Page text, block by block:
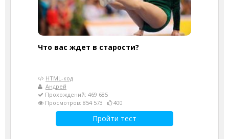
Что вас ждет в старости?
HTML-код
Андрей
Прохождений: 469 685
Просмотров: 854 573
400
Пройти тест